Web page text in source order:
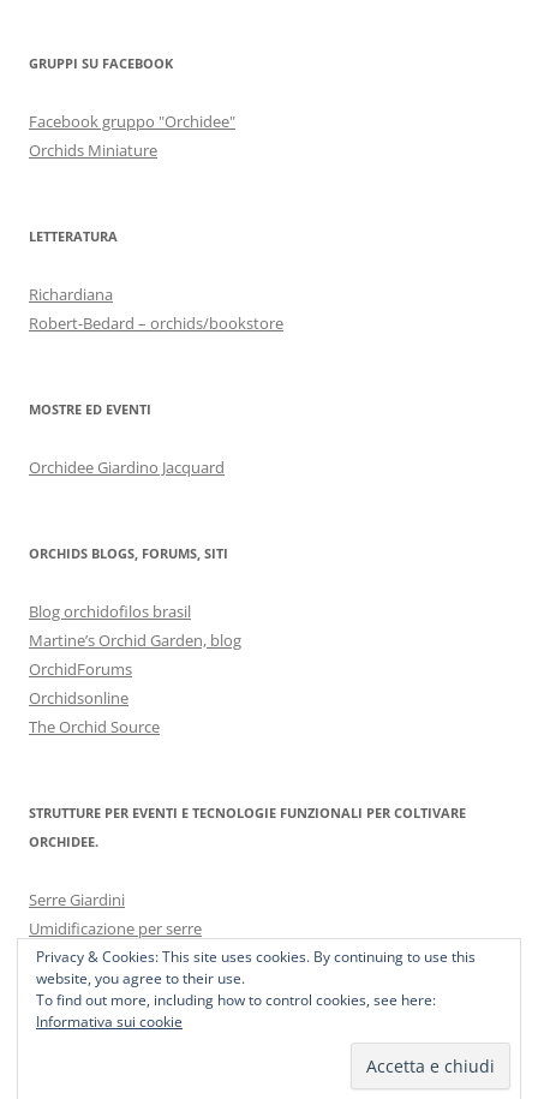
GRUPPI SU FACEBOOK
Facebook gruppo "Orchidee"
Orchids Miniature
LETTERATURA
Richardiana
Robert-Bedard – orchids/bookstore
MOSTRE ED EVENTI
Orchidee Giardino Jacquard
ORCHIDS BLOGS, FORUMS, SITI
Blog orchidofilos brasil
Martine’s Orchid Garden, blog
OrchidForums
Orchidsonline
The Orchid Source
STRUTTURE PER EVENTI E TECNOLOGIE FUNZIONALI PER COLTIVARE
ORCHIDEE.
Serre Giardini
Umidificazione per serre
Privacy & Cookies: This site uses cookies. By continuing to use this
website, you agree to their use.
To find out more, including how to control cookies, see here:
Informativa sui cookie